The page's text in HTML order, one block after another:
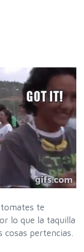
te
lo que la taquilla
cosas pertencias.